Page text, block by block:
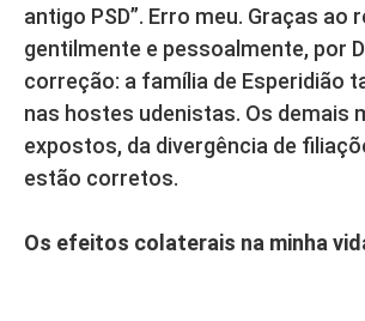
antigo PSD”. Erro meu. Graças ao
gentilmente e pessoalmente, por
correção: a família de Esperidião
nas hostes udenistas. Os demais
expostos, da divergência de
estão corretos.
Os efeitos colaterais na minha